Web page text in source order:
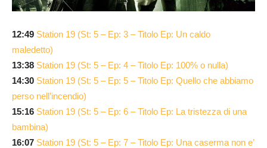
12:49 Station 19 (St: 5 – Ep: 3 – Titolo Ep: Un caldo
maledetto)
13:38 Station 19 (St: 5 – Ep: 4 – Titolo Ep: 100% o nulla)
14:30 Station 19 (St: 5 – Ep: 5 – Titolo Ep: Quello che abbiamo
perso nell’incendio)
15:16 Station 19 (St: 5 – Ep: 6 – Titolo Ep: La tristezza di una
bambina)
16:07 Station 19 (St: 5 – Ep: 7 – Titolo Ep: Una caserma non e’